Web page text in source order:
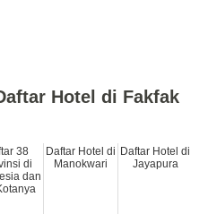
Hotel di Fakfak
38
di
dan
Daftar Hotel di
Manokwari
Daftar Hotel di
Jayapura